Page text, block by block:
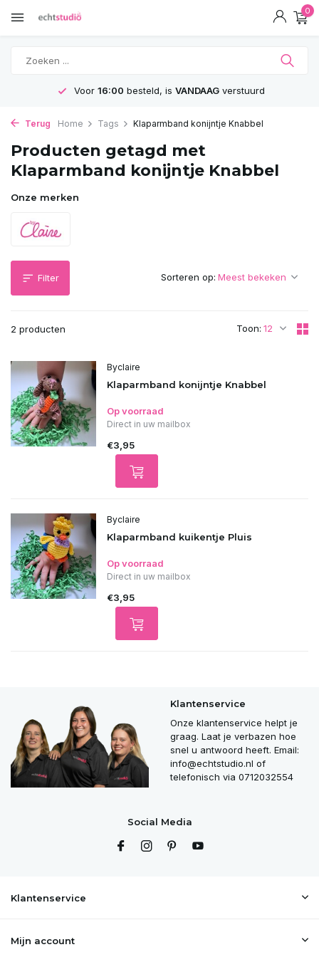
0
Voor 16:00 besteld, is VANDAAGverstuurd
Terug Home Tags Klaparmband konijntje Knabbel
Producten getagd met
Klaparmband konijntje Knabbel
Onze merken
Filter
2 producten Toon:
Sorteren op:
Byclaire
Klaparmband konijntje Knabbel
Op voorraad
Direct in uw mailbox
€3,95
Byclaire
Klaparmband kuikentje Pluis
Op voorraad
Direct in uw mailbox
€3,95
Klantenservice
Onze klantenservice helpt je
graag. Laat je verbazen hoe
snel u antwoord heeft. Email:
info@echtstudio.nl of
telefonisch via 0712032554
Social Media
Klantenservice
Mijn account